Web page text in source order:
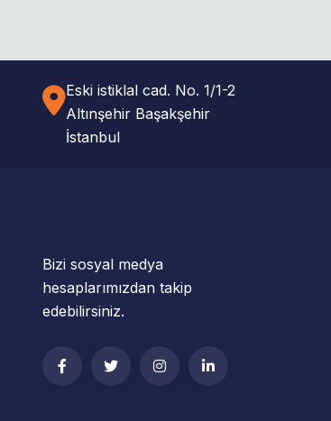
Eski istiklal cad. No. 1/1-2
Altınşehir Başakşehir
İstanbul
Bizi sosyal medya
hesaplarımızdan takip
edebilirsiniz.